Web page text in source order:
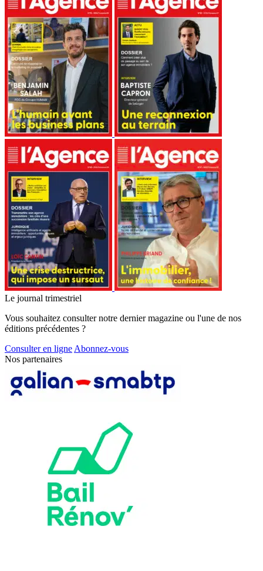
Le journal trimestriel
Vous souhaitez consulter notre dernier magazine ou l'une de nos
éditions précédentes ?
Consulter en ligne Abonnez-vous
Nos partenaires